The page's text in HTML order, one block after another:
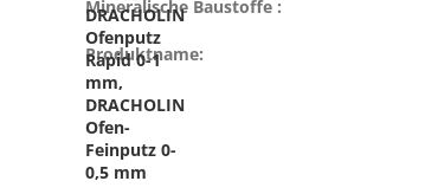
DRACHOLIN
Ofenputz
Rapid 0-1
mm,
DRACHOLIN
Ofen-
Feinputz 0-
0,5 mm
Mineralische Baustoffe :
Produktname: